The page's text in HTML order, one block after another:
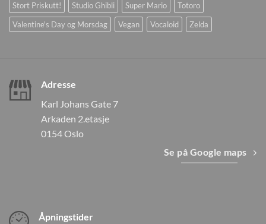
Stort Priskutt!
Studio Ghibli Super Mario
Totoro
Valentine's Day og Morsdag
Vegan Vocaloid Zelda
Adresse
Karl Johans Gate 7
Arkaden 2.etasje
0154 Oslo
Se på Google maps
Åpningstider